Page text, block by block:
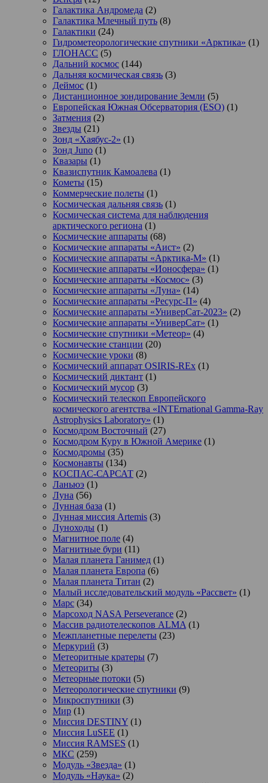
Галактика Андромеда (2)
Галактика Млечный путь (8)
Галактики (24)
Гидрометеорологические спутники «Арктика» (1)
ГЛОНАСС (5)
Дальний космос (144)
Дальняя космическая связь (3)
Деймос (1)
Дистанционное зондирование Земли (5)
Европейская Южная Обсерватория (ESO) (1)
Затмения (2)
Звезды (21)
Зонд «Хаябус-2» (1)
Зонд Juno (1)
Квазары (1)
Квазиспутник Камоалева (1)
Кометы (15)
Коммерческие полеты (1)
Космическая дальняя связь (1)
Космическая система для наблюдения
арктического региона (1)
Космические аппараты (68)
Космические аппараты «Аист» (2)
Космические аппараты «Арктика-М» (1)
Космические аппараты «Ионосфера» (1)
Космические аппараты «Космос» (3)
Космические аппараты «Луна» (14)
Космические аппараты «Ресурс-П» (4)
Космические аппараты «УниверСат-2023» (2)
Космические аппараты «УниверСат» (1)
Космические спутники «Метеор» (4)
Космические станции (20)
Космические уроки (8)
Космический аппарат OSIRIS-REx (1)
Космический диктант (1)
Космический мусор (3)
Космический телескоп Европейского
космического агентства «INTErnational Gamma-Ray
Astrophysics Laboratory» (1)
Космодром Восточный (27)
Космодром Куру в Южной Америке (1)
Космодромы (35)
Космонавты (134)
КОСПАС-САРСАТ (2)
Ланьюэ (1)
Луна (56)
Лунная база (1)
Лунная миссия Artemis (3)
Луноходы (1)
Магнитное поле (4)
Магнитные бури (11)
Малая планета Ганимед (1)
Малая планета Европа (6)
Малая планета Титан (2)
Малый исследовательский модуль «Рассвет» (1)
Марс (34)
Марсоход NASA Perseverance (2)
Массив радиотелескопов ALMA (1)
Межпланетные перелеты (23)
Меркурий (3)
Метеоритные кратеры (7)
Метеориты (3)
Метеорные потоки (5)
Метеорологические спутники (9)
Микроспутники (3)
Мир (1)
Миссия DESTINY (1)
Миссия LuSEE (1)
Миссия RAMSES (1)
МКС (259)
Модуль «Звезда» (1)
Модуль «Наука» (2)